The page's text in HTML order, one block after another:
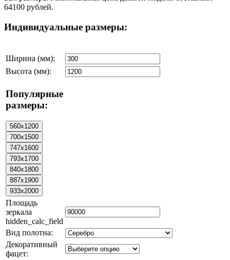
64100 рублей.
Индивидуальные размеры:
Ширина (мм):
Высота (мм):
Популярные
размеры:
Площадь
зеркала
hidden_calc_field
Вид полотна:
Декоративный
фацет: